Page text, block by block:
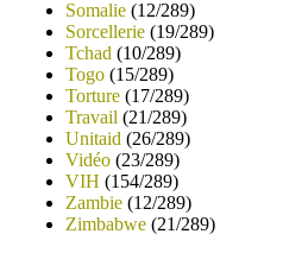
Somalie (12/289)
Sorcellerie (19/289)
Tchad (10/289)
Togo (15/289)
Torture (17/289)
Travail (21/289)
Unitaid (26/289)
Vidéo (23/289)
VIH (154/289)
Zambie (12/289)
Zimbabwe (21/289)